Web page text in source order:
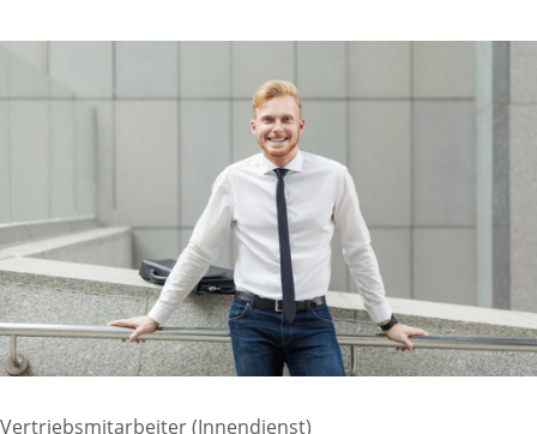
Vertriebsmitarbeiter (Innendienst)